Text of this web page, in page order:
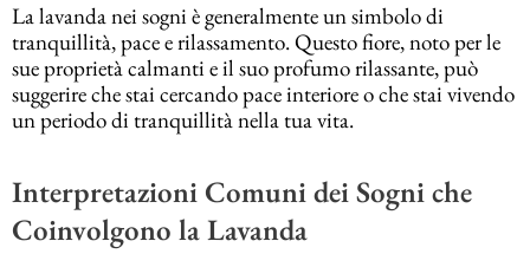
La lavanda nei sogni è generalmente un simbolo di
tranquillità, pace e rilassamento. Questo fiore, noto per le
sue proprietà calmanti e il suo profumo rilassante, può
suggerire che stai cercando pace interiore o che stai vivendo
un periodo di tranquillità nella tua vita.
Interpretazioni Comuni dei Sogni che
Coinvolgono la Lavanda